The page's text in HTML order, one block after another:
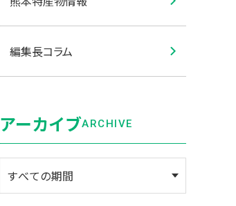
編集長コラム
アーカイブARCHIVE